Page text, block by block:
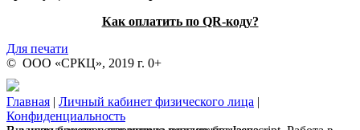
Как оплатить по QR-коду?
Для печати
© ООО «СРКЦ», 2019 г. 0+
Главная | Личный кабинет физического лица |
Конфиденциальность